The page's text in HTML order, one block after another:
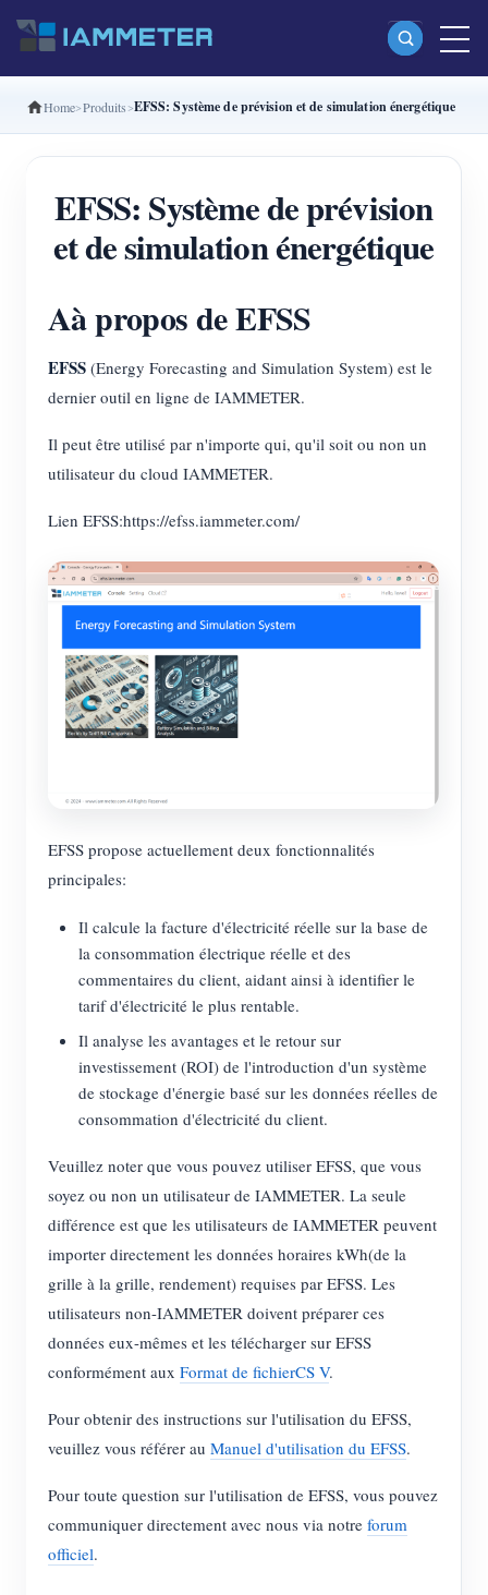
Produits
Compteur d’énergie Wi-Fi split-phase (WEM2067)
Compteur d’énergie Wi-Fi triphasé (WEM3080T)
Compteur d’énergie Wi-Fi triphasé (WEM3050T)
Contrôleur de puissance WiFi
IAMMETER Cloud Pro
Service d’auto-hébergement
Compteur virtuel
Système de prévision et de simulation énergétique
Applications
Moniteur d’énergie pour système solaire PV
Système de contrôle du chauffage PV
Surveillance énergétique d’usine
Boutique
Démarrage rapide du produit
Documentation
Vidéo tutorielle
FAQ
Blogs
Communauté
Programme contributeur
Centre des contributeurs
Activités IAMMETER
Forum
App Store
Explorer le site
Classement PV
Solutions
Home Produits EFSS: Système de prévision et de simulation énergétique
EFSS: Système de prévision
et de simulation énergétique
Aà propos de EFSS
EFSS (Energy Forecasting and Simulation System) est le
dernier outil en ligne de IAMMETER.
Il peut être utilisé par n'importe qui, qu'il soit ou non un
utilisateur du cloud IAMMETER.
Lien EFSS:https://efss.iammeter.com/
EFSS propose actuellement deux fonctionnalités
principales:
Il calcule la facture d'électricité réelle sur la base de
la consommation électrique réelle et des
commentaires du client, aidant ainsi à identifier le
tarif d'électricité le plus rentable.
Il analyse les avantages et le retour sur
investissement (ROI) de l'introduction d'un système
de stockage d'énergie basé sur les données réelles de
consommation d'électricité du client.
Veuillez noter que vous pouvez utiliser EFSS, que vous
soyez ou non un utilisateur de IAMMETER. La seule
différence est que les utilisateurs de IAMMETER peuvent
importer directement les données horaires kWh(de la
grille à la grille, rendement) requises par EFSS. Les
utilisateurs non-IAMMETER doivent préparer ces
données eux-mêmes et les télécharger sur EFSS
conformément aux Format de fichierCS V.
Pour obtenir des instructions sur l'utilisation du EFSS,
veuillez vous référer au Manuel d'utilisation du EFSS.
Pour toute question sur l'utilisation de EFSS, vous pouvez
communiquer directement avec nous via notre forum
officiel.